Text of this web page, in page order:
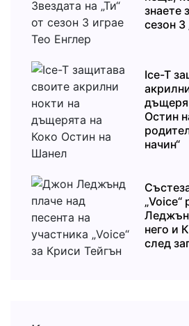
знаете
сезон 3
Ice-T
дъщеря
Остин
начин“
него и
след